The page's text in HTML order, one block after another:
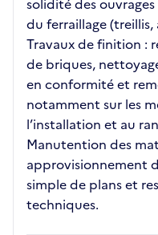
solidité des
du ferraillage (treillis,
Travaux de finition :
de briques,
en conformité et
notamment sur les
l’installation et au
Manutention des
approvisionnement
simple de plans et
techniques.